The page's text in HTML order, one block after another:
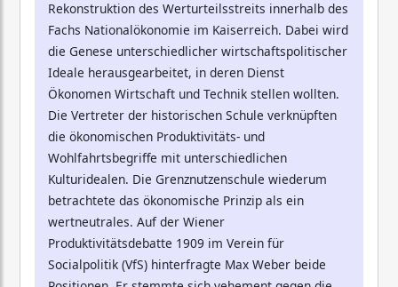
Rekonstruktion des Werturteilsstreits innerhalb des
Fachs Nationalökonomie im Kaiserreich. Dabei wird
die Genese unterschiedlicher wirtschaftspolitischer
Ideale herausgearbeitet, in deren Dienst
Ökonomen Wirtschaft und Technik stellen wollten.
Die Vertreter der historischen Schule verknüpften
die ökonomischen Produktivitäts- und
Wohlfahrtsbegriffe mit unterschiedlichen
Kulturidealen. Die Grenznutzenschule wiederum
betrachtete das ökonomische Prinzip als ein
wertneutrales. Auf der Wiener
Produktivitätsdebatte 1909 im Verein für
Socialpolitik (VfS) hinterfragte Max Weber beide